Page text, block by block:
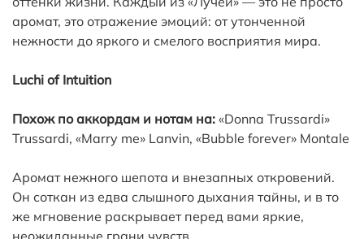
аромат, это отражение эмоций: от утонченной
нежности до яркого и смелого восприятия мира.
Luchi of Intuition
Похож по аккордам и нотам на: «Donna Trussardi»
Trussardi, «Marry me» Lanvin, «Bubble forever» Montale
Аромат нежного шепота и внезапных откровений.
Он соткан из едва слышного дыхания тайны, и в то
же мгновение раскрывает перед вами яркие,
неожиданные грани чувств.